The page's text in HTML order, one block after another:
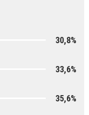
30,8%
33,6%
35,6%